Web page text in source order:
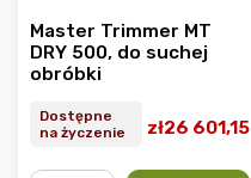
Master Trimmer MT
DRY 500, do suchej
obróbki
Dostępne
na życzenie
zł26 601,15